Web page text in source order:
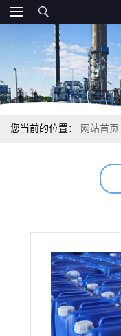
您当前的位置： 网站首页